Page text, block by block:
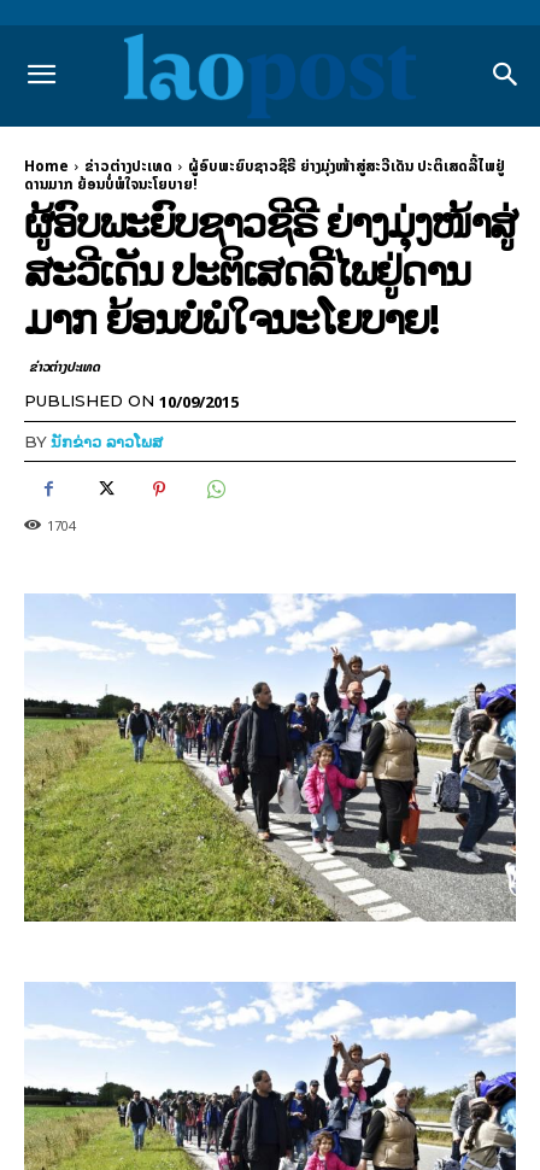
Home ຂ່າວຕ່າງປະເທດ
ຜູ້ອົບພະຍົບຊາວຊີຣີ ຍ່າງມຸ່ງໜ້າສູ່ສະວີເດັນ ປະຕິເສດລີ້ໄພຢູ່
ດານມາກ ຍ້ອນບໍ່ພໍໃຈນະໂຍບາຍ!
ຜູ້ອົບພະຍົບຊາວຊີຣີ ຍ່າງມຸ່ງໜ້າສູ່
ສະວີເດັນ ປະຕິເສດລີ້ໄພຢູ່ດານ
ມາກ ຍ້ອນບໍ່ພໍໃຈນະໂຍບາຍ!
ຂ່າວຕ່າງປະເທດ
PUBLISHED ON 10/09/2015
BYນັກຂ່າວ ລາວໂພສ
1704